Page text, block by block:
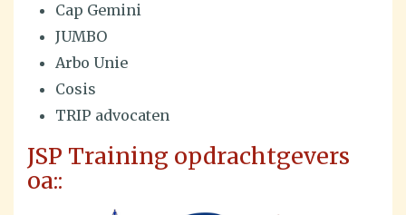
Cap Gemini
JUMBO
Arbo Unie
Cosis
TRIP advocaten
JSP Training opdrachtgevers
oa::